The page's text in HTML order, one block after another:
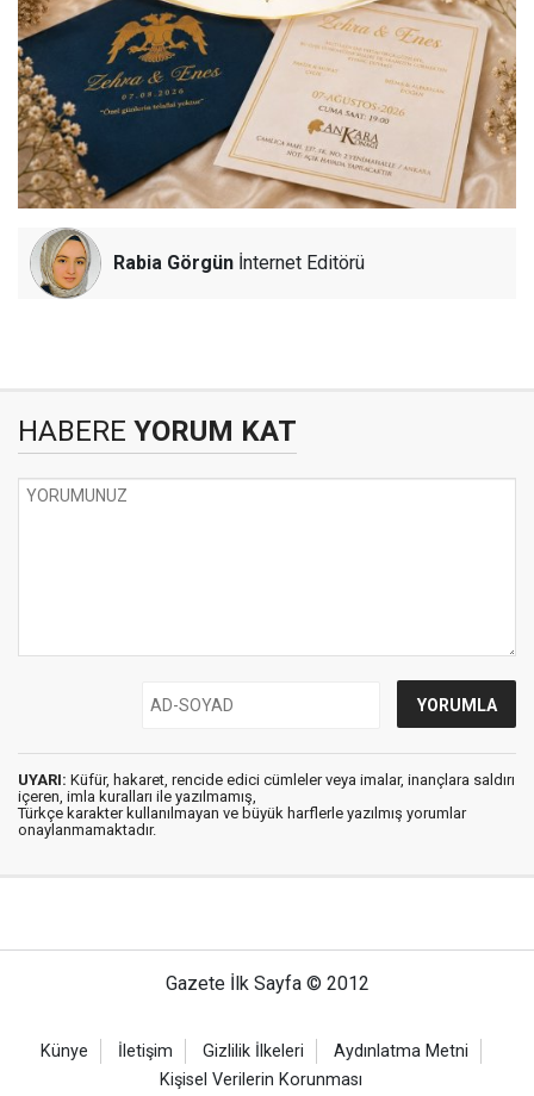
Rabia Görgün İnternet Editörü
HABERE YORUM KAT
UYARI: Küfür, hakaret, rencide edici cümleler veya imalar, inançlara saldırı
içeren, imla kuralları ile yazılmamış,
Türkçe karakter kullanılmayan ve büyük harflerle yazılmış yorumlar
onaylanmamaktadır.
Gazete İlk Sayfa © 2012
Künye İletişim Gizlilik İlkeleri
Aydınlatma Metni
Kişisel Verilerin Korunması